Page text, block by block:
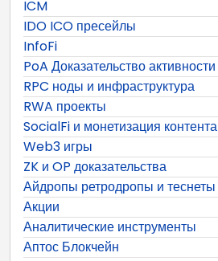
ICM
IDO ICO пресейлы
InfoFi
PoA Доказательство активности
RPC ноды и инфраструктура
RWA проекты
SocialFi и монетизация контента
Web3 игры
ZK и OP доказательства
Айдропы ретродропы и теснеты
Акции
Аналитические инструменты
Аптос Блокчейн